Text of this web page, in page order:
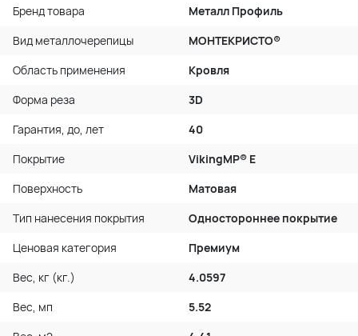
Бренд товара
Металл Профиль
Вид металлочерепицы
МОНТЕКРИСТО®
Область применения
Кровля
Форма реза
3D
Гарантия, до, лет
40
Покрытие
VikingMP® E
Поверхность
Матовая
Тип нанесения покрытия
Одностороннее покрытие
Ценовая категория
Премиум
Вес, кг (кг.)
4.0597
Вес, мп
5.52